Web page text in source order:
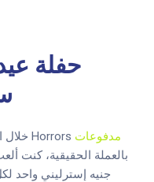
حفلة
خلال الدرس الخاص بي لتجربة حفلة الهالوين Horrors مدفوعات
جنيه إسترليني واحد